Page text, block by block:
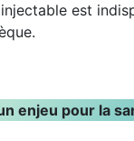
est
enjeu pour la